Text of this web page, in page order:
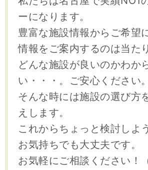
ーになります。
豊富な施設情報からご希望
情報をご案内するのは当た
どんな施設が良いのかわか
い・・・。ご安心ください。
そんな時には施設の選び方
えします。
これからちょっと検討しよ
お気持ちでも大丈夫です。
お気軽にご相談ください！